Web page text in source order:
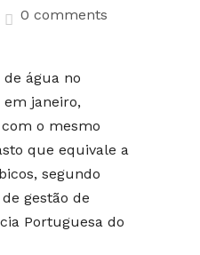
0 comments
água no
em janeiro,
o mesmo
que equivale a
segundo
gestão de
Portuguesa do